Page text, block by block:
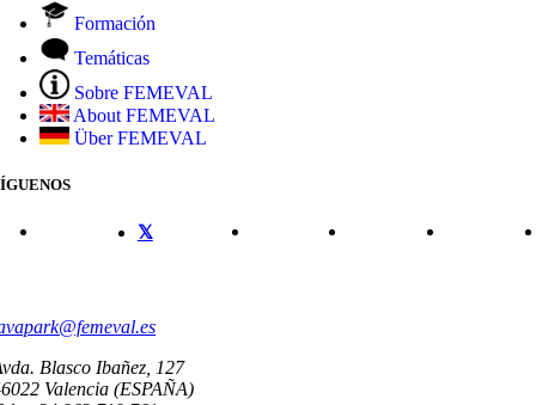
Formación
Temáticas
Sobre FEMEVAL
About FEMEVAL
Über FEMEVAL
Blasco Ibañez, 127
Valencia (ESPAÑA)